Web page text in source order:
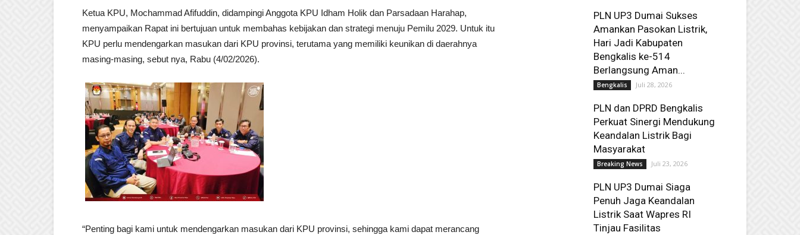
Ketua KPU, Mochammad Afifuddin, didampingi Anggota KPU Idham Holik dan Parsadaan Harahap,
menyampaikan Rapat ini bertujuan untuk membahas kebijakan dan strategi menuju Pemilu 2029. Untuk itu
KPU perlu mendengarkan masukan dari KPU provinsi, terutama yang memiliki keunikan di daerahnya
masing-masing, sebut nya, Rabu (4/02/2026).
“Penting bagi kami untuk mendengarkan masukan dari KPU provinsi, sehingga kami dapat merancang
PLN UP3 Dumai Sukses
Amankan Pasokan Listrik,
Hari Jadi Kabupaten
Bengkalis ke-514
Berlangsung Aman...
Bengkalis Juli 28, 2026
PLN dan DPRD Bengkalis
Perkuat Sinergi Mendukung
Keandalan Listrik Bagi
Masyarakat
Breaking News Juli 23, 2026
PLN UP3 Dumai Siaga
Penuh Jaga Keandalan
Listrik Saat Wapres RI
Tinjau Fasilitas